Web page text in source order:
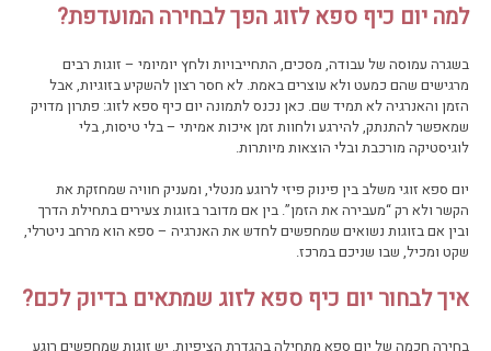
למה יום כיף ספא לזוג הפך לבחירה המועדפת?
בשגרה עמוסה של עבודה, מסכים, התחייבויות ולחץ יומיומי – זוגות רבים
מרגישים שהם כמעט ולא עוצרים באמת. לא חסר רצון להשקיע בזוגיות, אבל
הזמן והאנרגיה לא תמיד שם. כאן נכנס לתמונה יום כיף ספא לזוג: פתרון מדויק
שמאפשר להתנתק, להירגע ולחוות זמן איכות אמיתי – בלי טיסות, בלי
לוגיסטיקה מורכבת ובלי הוצאות מיותרות.
יום ספא זוגי משלב בין פינוק פיזי לרוגע מנטלי, ומעניק חוויה שמחזקת את
הקשר ולא רק “מעבירה את הזמן”. בין אם מדובר בזוגות צעירים בתחילת הדרך
ובין אם בזוגות נשואים שמחפשים לחדש את האנרגיה – ספא הוא מרחב ניטרלי,
שקט ומכיל, שבו שניכם במרכז.
איך לבחור יום כיף ספא לזוג שמתאים בדיוק לכם?
בחירה חכמה של יום ספא מתחילה בהגדרת הציפיות. יש זוגות שמחפשים רוגע